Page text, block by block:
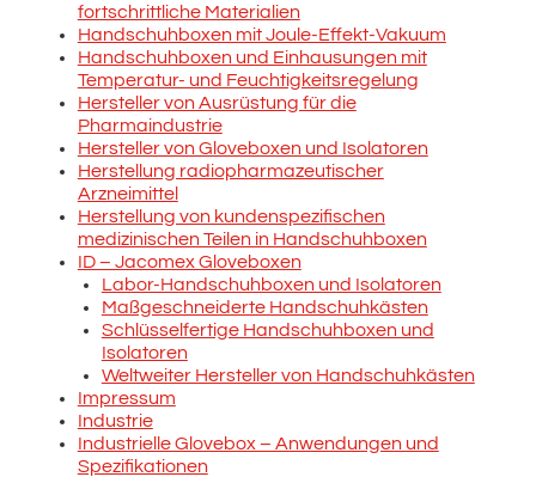
fortschrittliche Materialien
Handschuhboxen mit Joule-Effekt-Vakuum
Handschuhboxen und Einhausungen mit
Temperatur- und Feuchtigkeitsregelung
Hersteller von Ausrüstung für die
Pharmaindustrie
Hersteller von Gloveboxen und Isolatoren
Herstellung radiopharmazeutischer
Arzneimittel
Herstellung von kundenspezifischen
medizinischen Teilen in Handschuhboxen
ID – Jacomex Gloveboxen
Labor-Handschuhboxen und Isolatoren
Maßgeschneiderte Handschuhkästen
Schlüsselfertige Handschuhboxen und
Isolatoren
Weltweiter Hersteller von Handschuhkästen
Impressum
Industrie
Industrielle Glovebox – Anwendungen und
Spezifikationen